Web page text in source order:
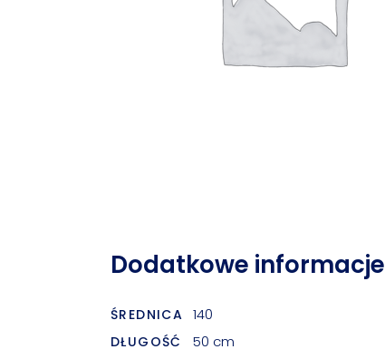
Dodatkowe informacje
ŚREDNICA 140
DŁUGOŚĆ 50 cm